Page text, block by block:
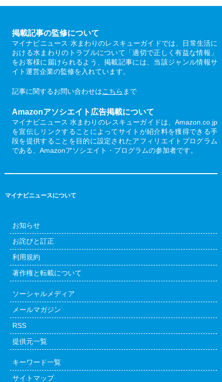
掲載記事の監修について
マイナビニュース 水まわりのレスキューガイドでは、日常生活に
おける水まわりのトラブルについて「適切で正しく有益な情報」
をお客様に届けられるよう、掲載記事には、当該ジャンル情報サ
イト運営企業の監修を入れています。
記事に関するお問い合わせはこちら まで
Amazonアソシエイト広告掲載について
マイナビニュース 水まわりのレスキューガイドは、Amazon.co.jp
を宣伝しリンクすることによってサイトが紹介料を獲得できる手
段を提供することを目的に設定されたアフィリエイトプログラム
である、Amazonアソシエイト・プログラムの参加者です。
マイナビニュースについて
お知らせ
お詫びと訂正
利用規約
著作権と転載について
ソーシャルメディア
メールマガジン
RSS
提供元一覧
キーワード一覧
サイトマップ